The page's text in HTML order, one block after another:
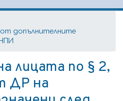
на транспорта
от допълнителните
лицата по § 2,
ДР на